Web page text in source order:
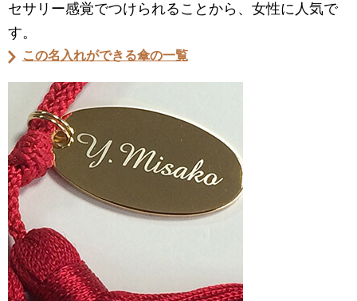
セサリー感覚でつけられることから、女性に人気で
す。
この名入れができる傘の一覧